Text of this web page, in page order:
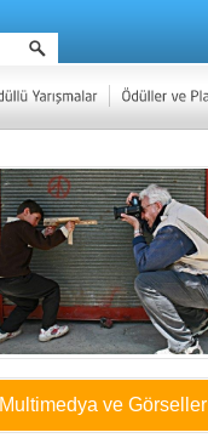
Multimedya ve Görseller